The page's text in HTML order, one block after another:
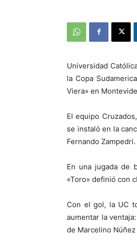
Universidad
la Copa
Viera» en
El equipo
se instaló en la
Fernando Zampedri.
En una jugada de
«Toro» definió con
Con el gol, la UC
aumentar la
de Marcelino